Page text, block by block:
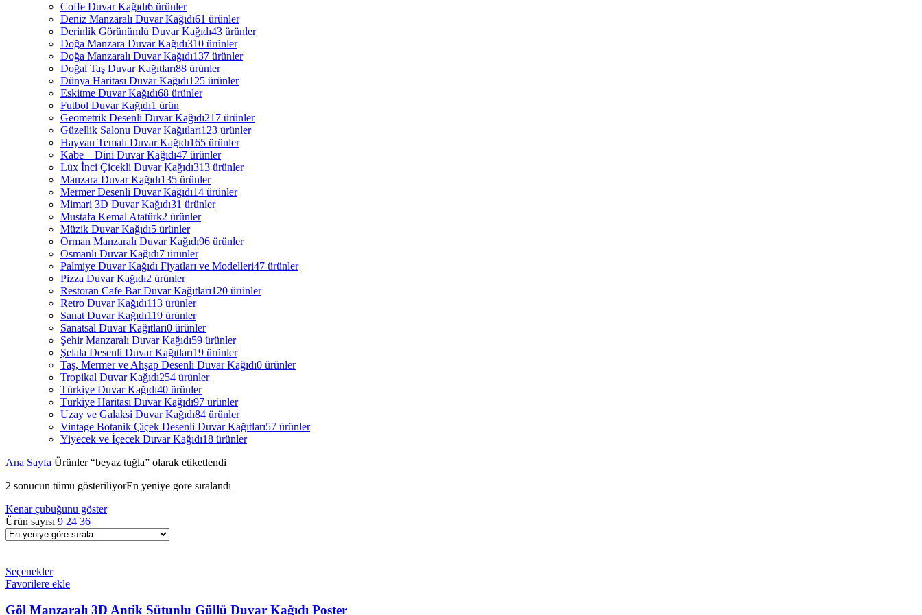
Coffe Duvar Kağıdı6 ürünler
Deniz Manzaralı Duvar Kağıdı61 ürünler
Derinlik Görünümlü Duvar Kağıdı43 ürünler
Doğa Manzara Duvar Kağıdı310 ürünler
Doğa Manzaralı Duvar Kağıdı137 ürünler
Doğal Taş Duvar Kağıtları88 ürünler
Dünya Haritası Duvar Kağıdı125 ürünler
Eskitme Duvar Kağıdı68 ürünler
Futbol Duvar Kağıdı1 ürün
Geometrik Desenli Duvar Kağıdı217 ürünler
Güzellik Salonu Duvar Kağıtları123 ürünler
Hayvan Temalı Duvar Kağıdı165 ürünler
Kabe – Dini Duvar Kağıdı47 ürünler
Lüx İnci Çicekli Duvar Kağıdı313 ürünler
Manzara Duvar Kağıdı135 ürünler
Mermer Desenli Duvar Kağıdı14 ürünler
Mimari 3D Duvar Kağıdı31 ürünler
Mustafa Kemal Atatürk2 ürünler
Müzik Duvar Kağıdı5 ürünler
Orman Manzaralı Duvar Kağıdı96 ürünler
Osmanlı Duvar Kağıdı7 ürünler
Palmiye Duvar Kağıdı Fiyatları ve Modelleri47 ürünler
Pizza Duvar Kağıdı2 ürünler
Restoran Cafe Bar Duvar Kağıtları120 ürünler
Retro Duvar Kağıdı113 ürünler
Sanat Duvar Kağıdı119 ürünler
Sanatsal Duvar Kağıtları0 ürünler
Şehir Manzaralı Duvar Kağıdı59 ürünler
Şelala Desenli Duvar Kağıtları19 ürünler
Taş, Mermer ve Ahşap Desenli Duvar Kağıdı0 ürünler
Tropikal Duvar Kağıdı254 ürünler
Türkiye Duvar Kağıdı40 ürünler
Türkiye Haritası Duvar Kağıdı97 ürünler
Uzay ve Galaksi Duvar Kağıdı84 ürünler
Vintage Botanik Çiçek Desenli Duvar Kağıtları57 ürünler
Yiyecek ve İçecek Duvar Kağıdı18 ürünler
Ana Sayfa Ürünler “beyaz tuğla” olarak etiketlendi
2 sonucun tümü gösteriliyorEn yeniye göre sıralandı
Kenar çubuğunu göster
Ürün sayısı 9 24 36
Seçenekler
Favorilere ekle
Göl Manzaralı 3D Antik Sütunlu Güllü Duvar Kağıdı Poster